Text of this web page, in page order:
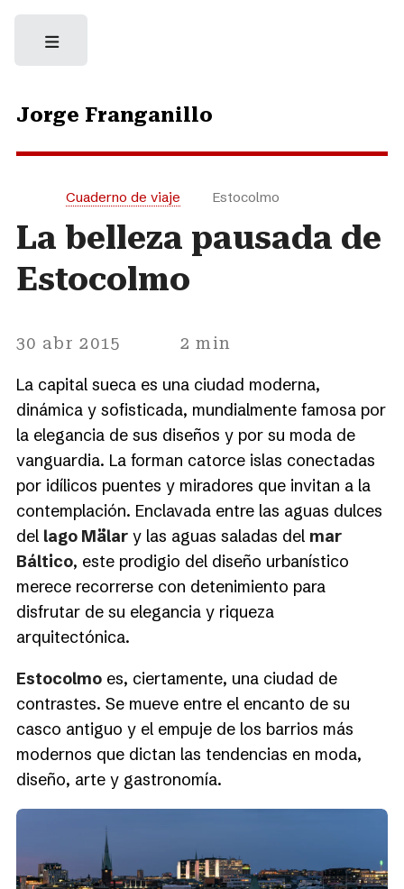
Jorge Franganillo
Cuaderno de viaje Estocolmo
La belleza pausada de
Estocolmo
30 abr 2015 2 min
La capital sueca es una ciudad moderna,
dinámica y sofisticada, mundialmente famosa por
la elegancia de sus diseños y por su moda de
vanguardia. La forman catorce islas conectadas
por idílicos puentes y miradores que invitan a la
contemplación. Enclavada entre las aguas dulces
del lago Mälar y las aguas saladas del mar
Báltico, este prodigio del diseño urbanístico
merece recorrerse con detenimiento para
disfrutar de su elegancia y riqueza
arquitectónica.
Estocolmo es, ciertamente, una ciudad de
contrastes. Se mueve entre el encanto de su
casco antiguo y el empuje de los barrios más
modernos que dictan las tendencias en moda,
diseño, arte y gastronomía.